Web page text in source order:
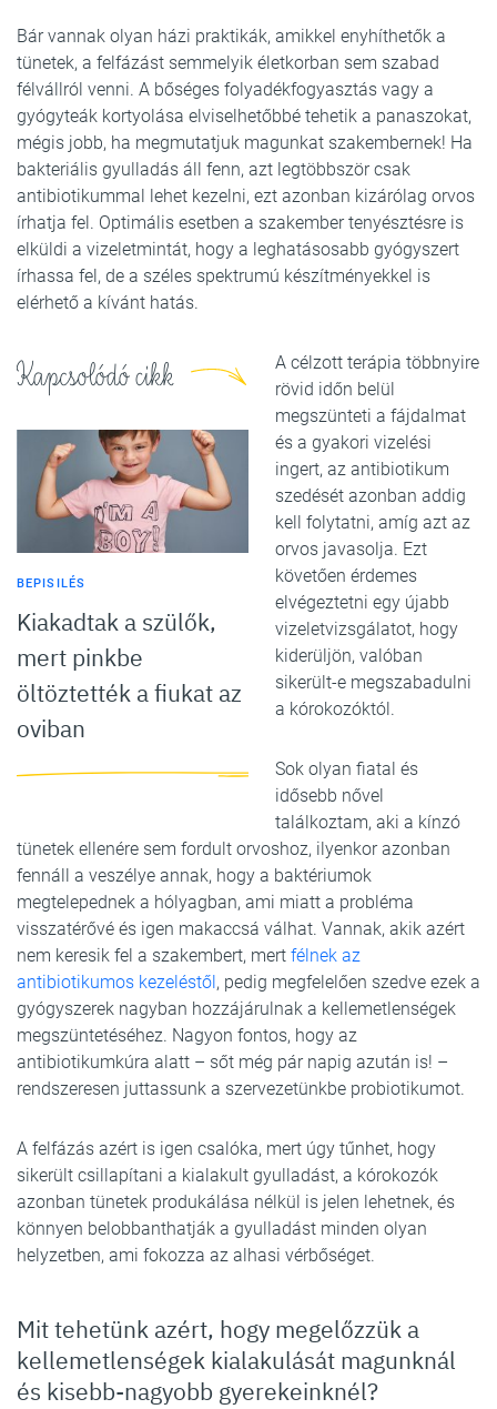
Bár vannak olyan házi praktikák, amikkel enyhíthetők a
tünetek, a felfázást semmelyik életkorban sem szabad
félvállról venni. A bőséges folyadékfogyasztás vagy a
gyógyteák kortyolása elviselhetőbbé tehetik a panaszokat,
mégis jobb, ha megmutatjuk magunkat szakembernek! Ha
bakteriális gyulladás áll fenn, azt legtöbbször csak
antibiotikummal lehet kezelni, ezt azonban kizárólag orvos
írhatja fel. Optimális esetben a szakember tenyésztésre is
elküldi a vizeletmintát, hogy a leghatásosabb gyógyszert
írhassa fel, de a széles spektrumú készítményekkel is
elérhető a kívánt hatás.
Kapcsolódó cikk
BEPISILÉS
Kiakadtak a szülők,
mert pinkbe
öltöztették a fiukat az
oviban
A célzott terápia többnyire
rövid időn belül
megszünteti a fájdalmat
és a gyakori vizelési
ingert, az antibiotikum
szedését azonban addig
kell folytatni, amíg azt az
orvos javasolja. Ezt
követően érdemes
elvégeztetni egy újabb
vizeletvizsgálatot, hogy
kiderüljön, valóban
sikerült-e megszabadulni
a kórokozóktól.
Sok olyan fiatal és
idősebb nővel
találkoztam, aki a kínzó
tünetek ellenére sem fordult orvoshoz, ilyenkor azonban
fennáll a veszélye annak, hogy a baktériumok
megtelepednek a hólyagban, ami miatt a probléma
visszatérővé és igen makaccsá válhat. Vannak, akik azért
nem keresik fel a szakembert, mert félnek az
antibiotikumos kezeléstől , pedig megfelelően szedve ezek a
gyógyszerek nagyban hozzájárulnak a kellemetlenségek
megszüntetéséhez. Nagyon fontos, hogy az
antibiotikumkúra alatt – sőt még pár napig azután is! –
rendszeresen juttassunk a szervezetünkbe probiotikumot.
A felfázás azért is igen csalóka, mert úgy tűnhet, hogy
sikerült csillapítani a kialakult gyulladást, a kórokozók
azonban tünetek produkálása nélkül is jelen lehetnek, és
könnyen belobbanthatják a gyulladást minden olyan
helyzetben, ami fokozza az alhasi vérbőséget.
Mit tehetünk azért, hogy megelőzzük a
kellemetlenségek kialakulását magunknál
és kisebb-nagyobb gyerekeinknél?